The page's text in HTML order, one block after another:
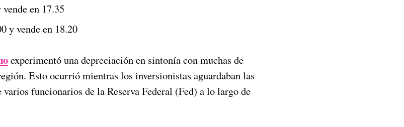
en 17.35
y vende en 18.20
experimentó una depreciación en sintonía con muchas de
Esto ocurrió mientras los inversionistas aguardaban las
funcionarios de la Reserva Federal (Fed) a lo largo de